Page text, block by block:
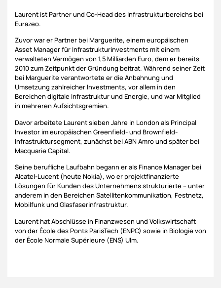
Laurent ist Partner und Co-Head des Infrastrukturbereichs bei
Eurazeo.
Zuvor war er Partner bei Marguerite, einem europäischen
Asset Manager für Infrastrukturinvestments mit einem
verwalteten Vermögen von 1,5 Milliarden Euro, dem er bereits
2010 zum Zeitpunkt der Gründung beitrat. Während seiner Zeit
bei Marguerite verantwortete er die Anbahnung und
Umsetzung zahlreicher Investments, vor allem in den
Bereichen digitale Infrastruktur und Energie, und war Mitglied
in mehreren Aufsichtsgremien.
Davor arbeitete Laurent sieben Jahre in London als Principal
Investor im europäischen Greenfield- und Brownfield-
Infrastruktursegment, zunächst bei ABN Amro und später bei
Macquarie Capital.
Seine berufliche Laufbahn begann er als Finance Manager bei
Alcatel-Lucent (heute Nokia), wo er projektfinanzierte
Lösungen für Kunden des Unternehmens strukturierte – unter
anderem in den Bereichen Satellitenkommunikation, Festnetz,
Mobilfunk und Glasfaserinfrastruktur.
Laurent hat Abschlüsse in Finanzwesen und Volkswirtschaft
von der École des Ponts ParisTech (ENPC) sowie in Biologie von
der École Normale Supérieure (ENS) Ulm.